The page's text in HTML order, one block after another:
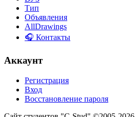
Тип
Объявления
AllDrawings
🎧 Контакты
Аккаунт
Регистрация
Вход
Восстановление пароля